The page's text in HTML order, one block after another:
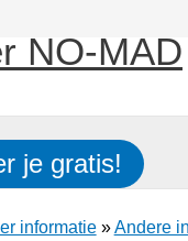
NO-MAD
je gratis!
informatie»Andere